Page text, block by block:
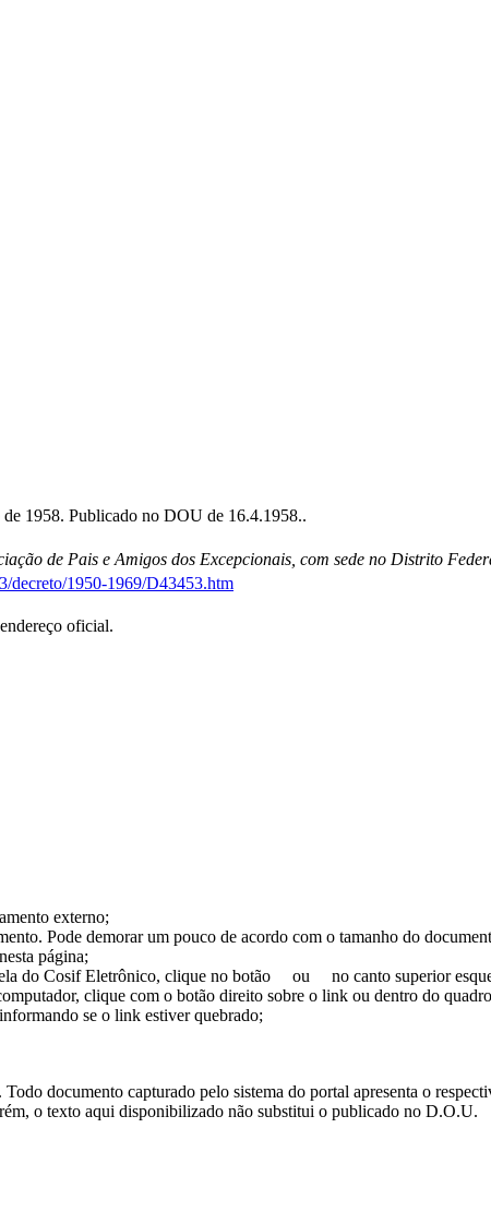
1958. Publicado no DOU de 16.4.1958..
de Pais e Amigos dos Excepcionais, com sede no Distrito
decreto/1950-1969/D43453.htm
oficial.
externo;
Pode demorar um pouco de acordo com o tamanho do
página;
do Cosif Eletrônico, clique no botão
ou
no canto superior
clique com o botão direito sobre o link ou dentro do
se o link estiver quebrado;
Todo documento capturado pelo sistema do portal apresenta o
o texto aqui disponibilizado não substitui o publicado no D.O.U.